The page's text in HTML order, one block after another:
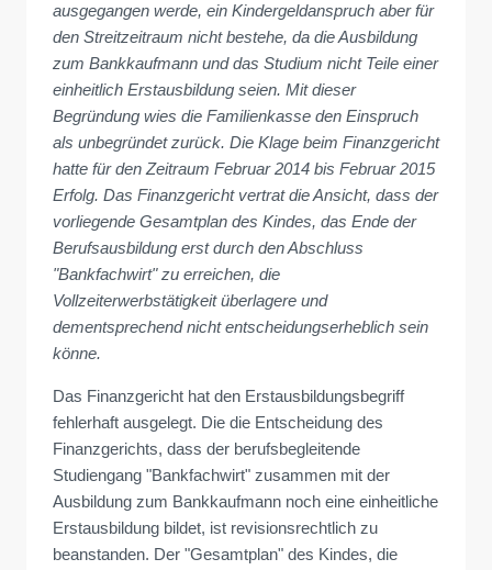
ausgegangen werde, ein Kindergeldanspruch aber für
den Streitzeitraum nicht bestehe, da die Ausbildung
zum Bankkaufmann und das Studium nicht Teile einer
einheitlich Erstausbildung seien. Mit dieser
Begründung wies die Familienkasse den Einspruch
als unbegründet zurück. Die Klage beim Finanzgericht
hatte für den Zeitraum Februar 2014 bis Februar 2015
Erfolg. Das Finanzgericht vertrat die Ansicht, dass der
vorliegende Gesamtplan des Kindes, das Ende der
Berufsausbildung erst durch den Abschluss
"Bankfachwirt" zu erreichen, die
Vollzeiterwerbstätigkeit überlagere und
dementsprechend nicht entscheidungserheblich sein
könne.
Das Finanzgericht hat den Erstausbildungsbegriff
fehlerhaft ausgelegt. Die die Entscheidung des
Finanzgerichts, dass der berufsbegleitende
Studiengang "Bankfachwirt" zusammen mit der
Ausbildung zum Bankkaufmann noch eine einheitliche
Erstausbildung bildet, ist revisionsrechtlich zu
beanstanden. Der "Gesamtplan" des Kindes, die